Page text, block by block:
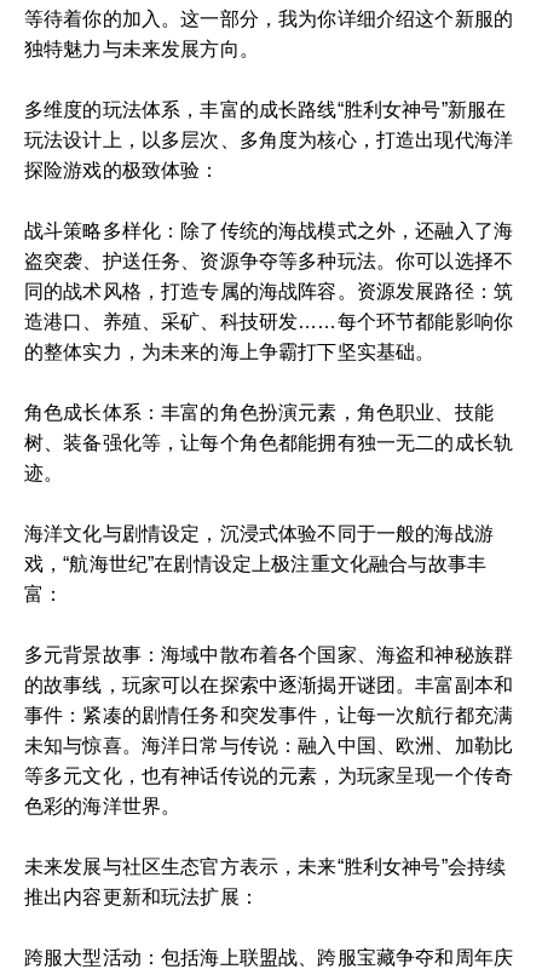
等待着你的加入。这一部分，我为你详细介绍这个新服的
独特魅力与未来发展方向。
多维度的玩法体系，丰富的成长路线“胜利女神号”新服在
玩法设计上，以多层次、多角度为核心，打造出现代海洋
探险游戏的极致体验：
战斗策略多样化：除了传统的海战模式之外，还融入了海
盗突袭、护送任务、资源争夺等多种玩法。你可以选择不
同的战术风格，打造专属的海战阵容。资源发展路径：筑
造港口、养殖、采矿、科技研发……每个环节都能影响你
的整体实力，为未来的海上争霸打下坚实基础。
角色成长体系：丰富的角色扮演元素，角色职业、技能
树、装备强化等，让每个角色都能拥有独一无二的成长轨
迹。
海洋文化与剧情设定，沉浸式体验不同于一般的海战游
戏，“航海世纪”在剧情设定上极注重文化融合与故事丰
富：
多元背景故事：海域中散布着各个国家、海盗和神秘族群
的故事线，玩家可以在探索中逐渐揭开谜团。丰富副本和
事件：紧凑的剧情任务和突发事件，让每一次航行都充满
未知与惊喜。海洋日常与传说：融入中国、欧洲、加勒比
等多元文化，也有神话传说的元素，为玩家呈现一个传奇
色彩的海洋世界。
未来发展与社区生态官方表示，未来“胜利女神号”会持续
推出内容更新和玩法扩展：
跨服大型活动：包括海上联盟战、跨服宝藏争夺和周年庆